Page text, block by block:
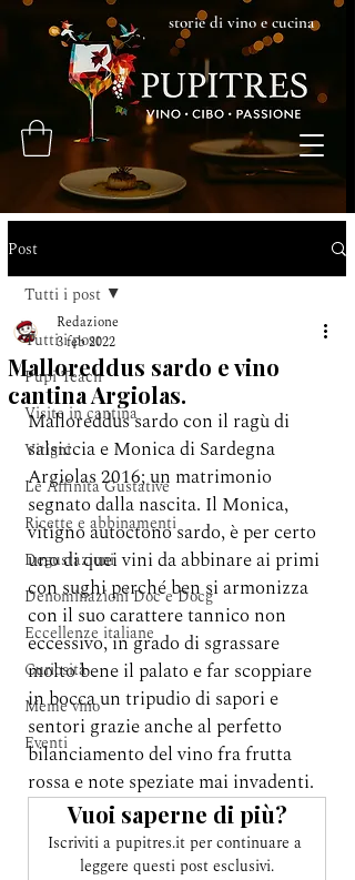
storie di vino e cucina
Post
Tutti i post
Pupi Teach
Visite in cantina
Vitigni
Le Affinità Gustative
Ricette e abbinamenti
Degustazioni
Denominazioni Doc e Docg
Eccellenze italiane
Curiosità
Meme vino
Eventi
Tutti i post
Malloreddus sardo e vino
cantina Argiolas.
Redazione
3 feb 2022
Malloreddus sardo con il ragù di
salsiccia e Monica di Sardegna
Argiolas 2016; un matrimonio
segnato dalla nascita. Il Monica,
vitigno autoctono sardo, è per certo
uno di quei vini da abbinare ai primi
con sughi perché ben si armonizza
con il suo carattere tannico non
eccessivo, in grado di sgrassare
molto bene il palato e far scoppiare
in bocca un tripudio di sapori e
sentori grazie anche al perfetto
bilanciamento del vino fra frutta
rossa e note speziate mai invadenti.
Vuoi saperne di più?
Iscriviti a pupitres.it per continuare a
leggere questi post esclusivi.